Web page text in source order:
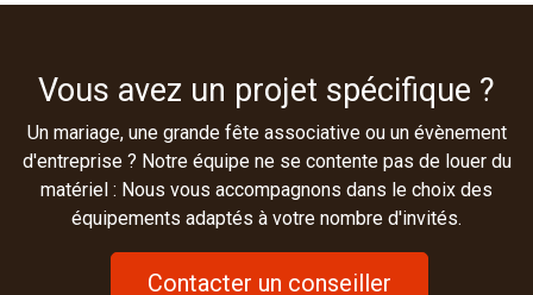
Vous avez un projet spécifique ?
Un mariage, une grande fête associative ou un évènement
d'entreprise ? Notre équipe ne se contente pas de louer du
matériel : Nous vous accompagnons dans le choix des
équipements adaptés à votre nombre d'invités.
Contacter un conseiller